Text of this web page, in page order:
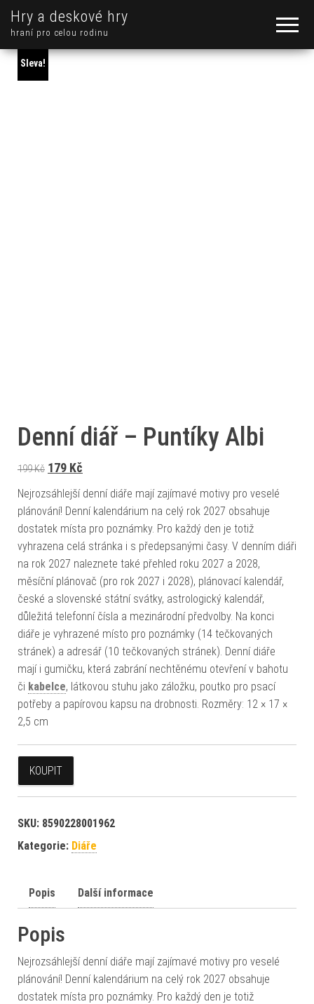
Hry a deskové hry
hraní pro celou rodinu
Sleva!
Denní diář – Puntíky Albi
199Kč Původní cena byla: 199 Kč.
179 Kč
Nejrozsáhlejší denní diáře mají zajímavé motivy pro veselé
plánování! Denní kalendárium na celý rok 2027 obsahuje
dostatek místa pro poznámky. Pro každý den je totiž
vyhrazena celá stránka i s předepsanými časy. V denním diáři
na rok 2027 naleznete také přehled roku 2027 a 2028,
měsíční plánovač (pro rok 2027 i 2028), plánovací kalendář,
české a slovenské státní svátky, astrologický kalendář,
důležitá telefonní čísla a mezinárodní předvolby. Na konci
diáře je vyhrazené místo pro poznámky (14 tečkovaných
stránek) a adresář (10 tečkovaných stránek). Denní diáře
mají i gumičku, která zabrání nechtěnému otevření v bahotu
či kabelce, látkovou stuhu jako záložku, poutko pro psací
potřeby a papírovou kapsu na drobnosti. Rozměry: 12 × 17 ×
2,5 cm
KOUPIT
SKU: 8590228001962
Kategorie: Diáře
Popis Další informace
Popis
Nejrozsáhlejší denní diáře mají zajímavé motivy pro veselé
plánování! Denní kalendárium na celý rok 2027 obsahuje
dostatek místa pro poznámky. Pro každý den je totiž